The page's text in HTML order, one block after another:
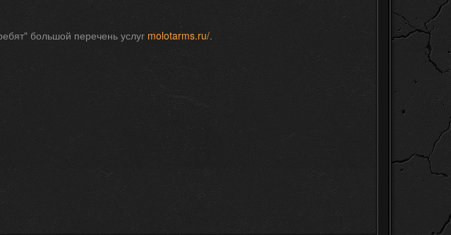
большой перечень услуг molotarms.ru/.